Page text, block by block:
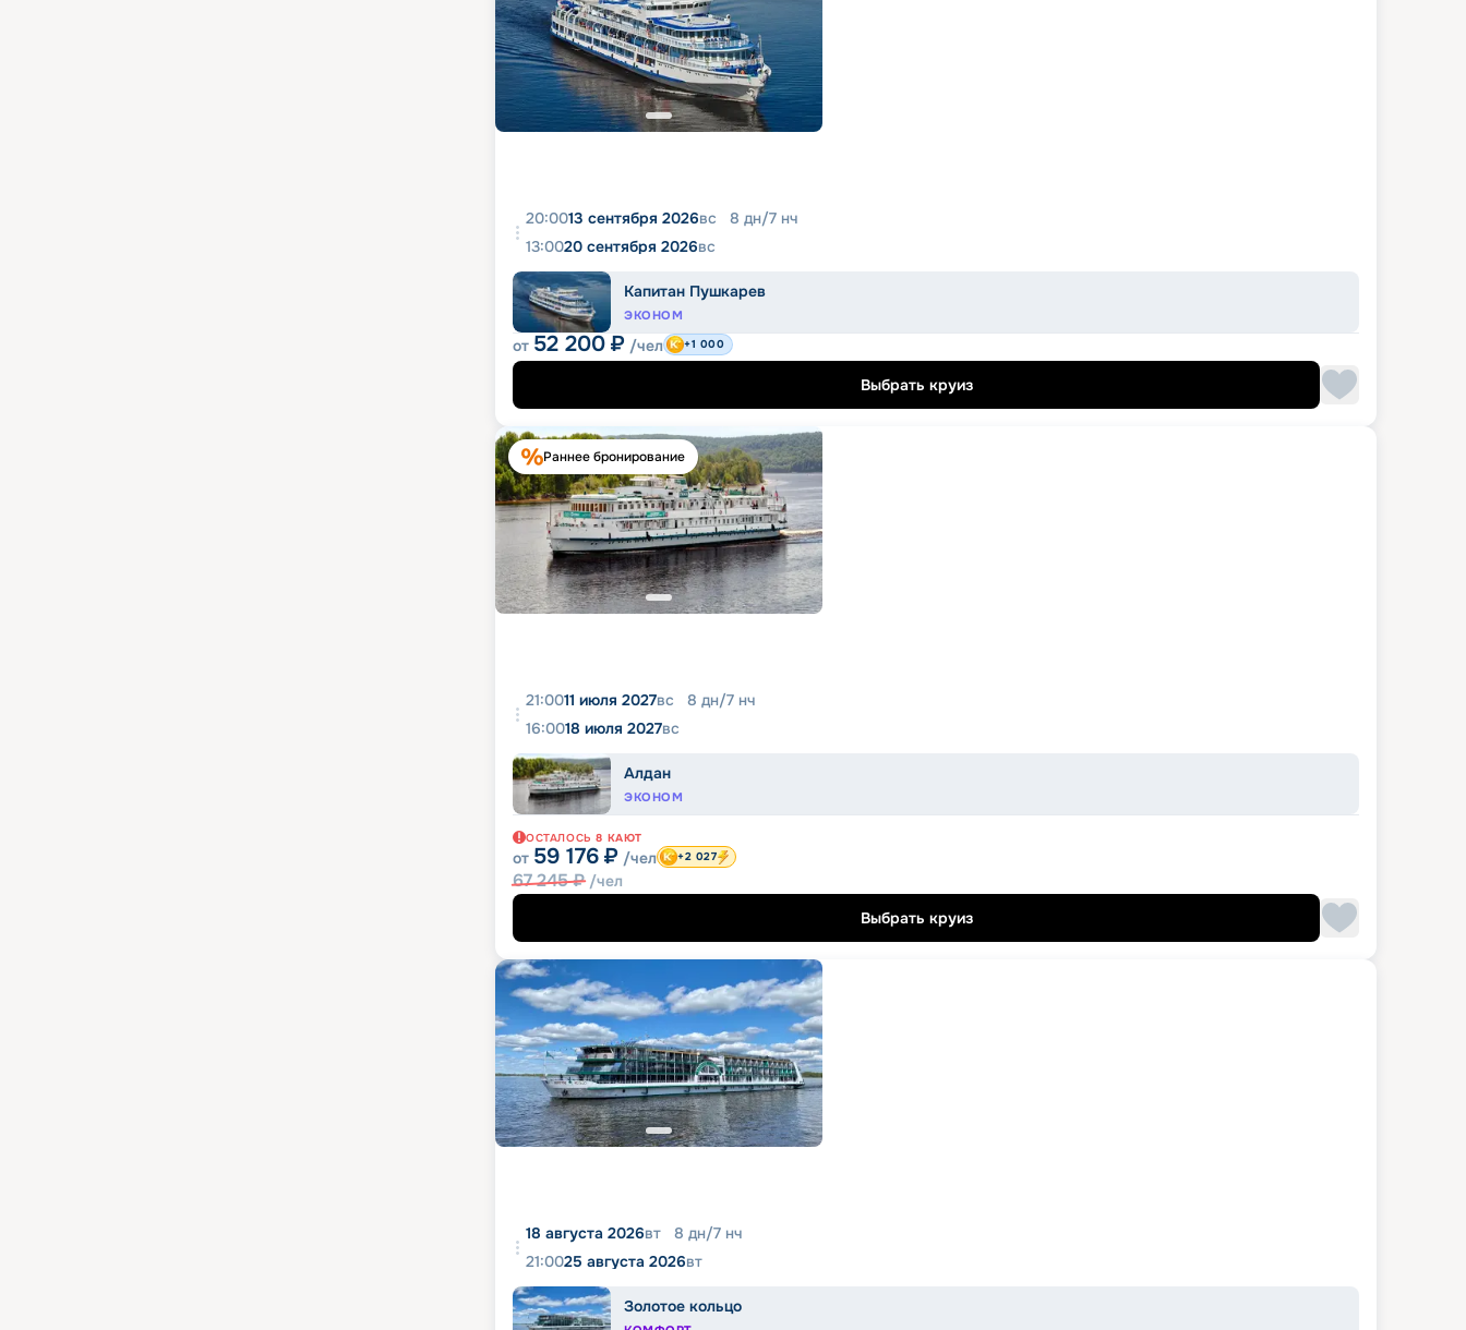
20:0013 сентября 2026вс 8 дн/7 нч
13:0020 сентября 2026вс
Капитан Пушкарев
ЭКОНОМ
от 52 200 ₽ /чел +1 000
Выбрать круиз
Раннее бронирование
21:0011 июля 2027вс 8 дн/7 нч
16:0018 июля 2027вс
Алдан
ЭКОНОМ
ОСТАЛОСЬ 8 КАЮТ
от 59 176 ₽ /чел
67 245₽ /чел
+2 027
Выбрать круиз
18 августа 2026вт 8 дн/7 нч
21:0025 августа 2026вт
Золотое кольцо